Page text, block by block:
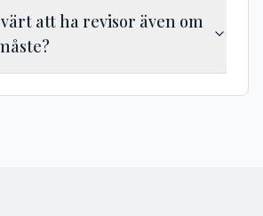
att ha revisor även om